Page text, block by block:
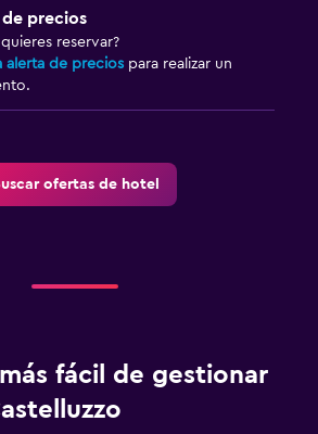
precios
reservar?
alerta de precios para realizar un
ofertas de hotel
fácil de gestionar